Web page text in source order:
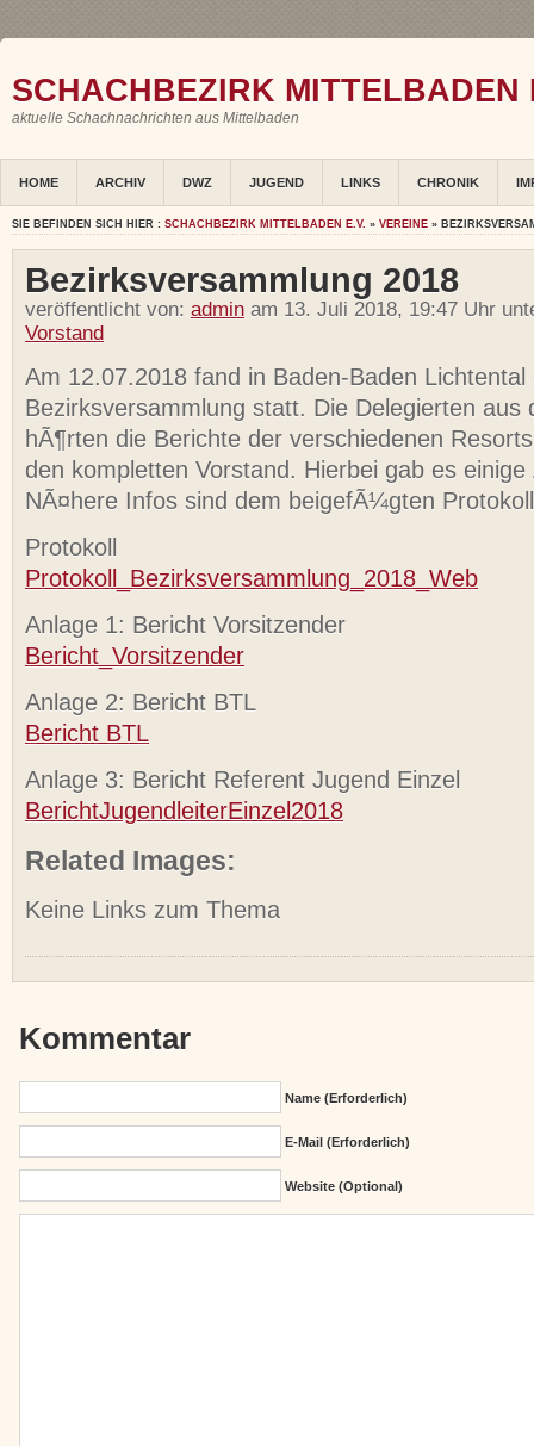
SCHACHBEZIRK MITTELBADEN
aktuelle Schachnachrichten aus Mittelbaden
HOME ARCHIV DWZ JUGEND LINKS CHRONIK
SIE BEFINDEN SICH HIER : SCHACHBEZIRK MITTELBADEN E.V. » VEREINE »
Bezirksversammlung 2018
veröffentlicht von: admin am 13. Juli 2018, 19:47 Uhr
Vorstand
Am 12.07.2018 fand in Baden-Baden Lichtental
Bezirksversammlung statt. Die Delegierten aus
hÃ¶rten die Berichte der verschiedenen
den kompletten Vorstand. Hierbei gab es einige
NÃ¤here Infos sind dem beigefÃ¼gten
Protokoll
Protokoll_Bezirksversammlung_2018_Web
Anlage 1: Bericht Vorsitzender
Bericht_Vorsitzender
Anlage 2: Bericht BTL
Bericht BTL
Anlage 3: Bericht Referent Jugend Einzel
BerichtJugendleiterEinzel2018
Related Images:
Keine Links zum Thema
Kommentar
Name (erforderlich)
E-Mail (erforderlich)
Website (Optional)